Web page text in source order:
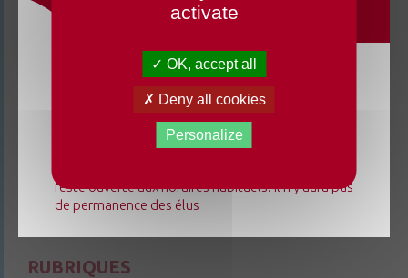
Le mardi de 9h à 12h
Le jeudi de 9h à 12h et de 14h à 18h
Nous contacter
RUBRIQUES
Du lundi 3 août au dimanche 23 août 2026, la
mairie déléguée de Chenillé-Changé adapte ses
horaires ⚠ Elle sera fermée les jeudis, ouverte les
lundis 3, 10 et 17 août de 9h à 12h. L'accueil de la
reste ouverte aux horaires habituels. Il n'y aura pas
de permanence des élus
activate
OK, accept all
Deny all cookies
Personalize